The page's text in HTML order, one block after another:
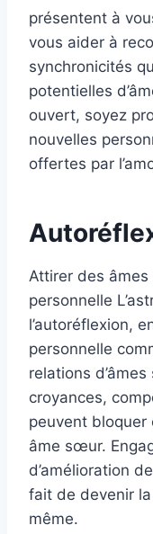
présentent à
vous aider à
synchronicités
potentielles
ouvert, soyez
nouvelles
offertes par
Attirer des
personnelle
l’autoréflexion,
personnelle
relations
croyances,
peuvent bloquer
âme sœur.
d’amélioration
fait de devenir
même.